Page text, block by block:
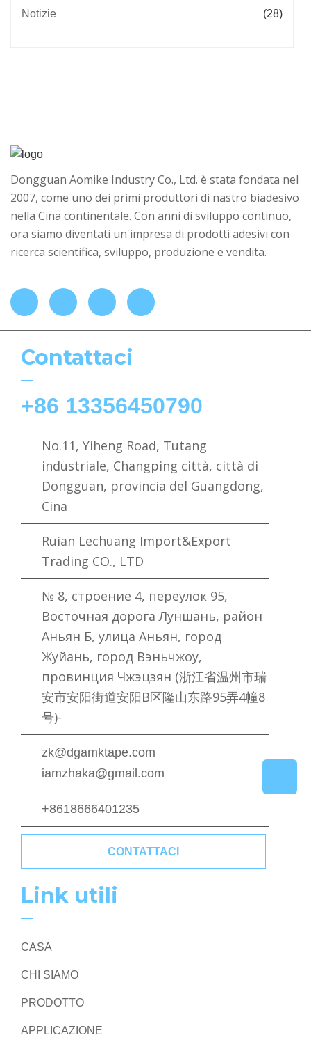
Notizie (28)
Dongguan Aomike Industry Co., Ltd. è stata fondata nel
2007, come uno dei primi produttori di nastro biadesivo
nella Cina continentale. Con anni di sviluppo continuo,
ora siamo diventati un'impresa di prodotti adesivi con
ricerca scientifica, sviluppo, produzione e vendita.
Contattaci
+86 13356450790
No.11, Yiheng Road, Tutang
industriale, Changping città, città di
Dongguan, provincia del Guangdong,
Cina
Ruian Lechuang Import&Export
Trading CO., LTD
№ 8, строение 4, переулок 95,
Восточная дорога Луншань, район
Аньян Б, улица Аньян, город
Жуйань, город Вэньчжоу,
провинция Чжэцзян (浙江省温州市瑞
安市安阳街道安阳B区隆山东路95弄4幢8
号)-
zk@dgamktape.com
iamzhaka@gmail.com
+8618666401235
CONTATTACI
Link utili
CASA
CHI SIAMO
PRODOTTO
APPLICAZIONE